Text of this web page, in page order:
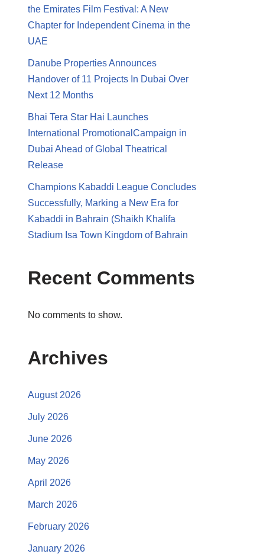
the Emirates Film Festival: A New
Chapter for Independent Cinema in the
UAE
Danube Properties Announces
Handover of 11 Projects In Dubai Over
Next 12 Months
Bhai Tera Star Hai Launches
International PromotionalCampaign in
Dubai Ahead of Global Theatrical
Release
Champions Kabaddi League Concludes
Successfully, Marking a New Era for
Kabaddi in Bahrain (Shaikh Khalifa
Stadium Isa Town Kingdom of Bahrain
Recent Comments
No comments to show.
Archives
August 2026
July 2026
June 2026
May 2026
April 2026
March 2026
February 2026
January 2026